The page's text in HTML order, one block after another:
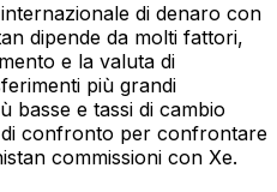
di denaro con
dipende da molti fattori,
e la valuta di
più grandi
basse e tassi di cambio
confronto per confrontare
commissioni con Xe.